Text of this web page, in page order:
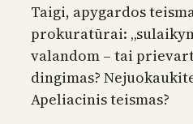
Taigi, apygardos
prokuratūrai:
valandom – tai
dingimas?
Apeliacinis teismas?